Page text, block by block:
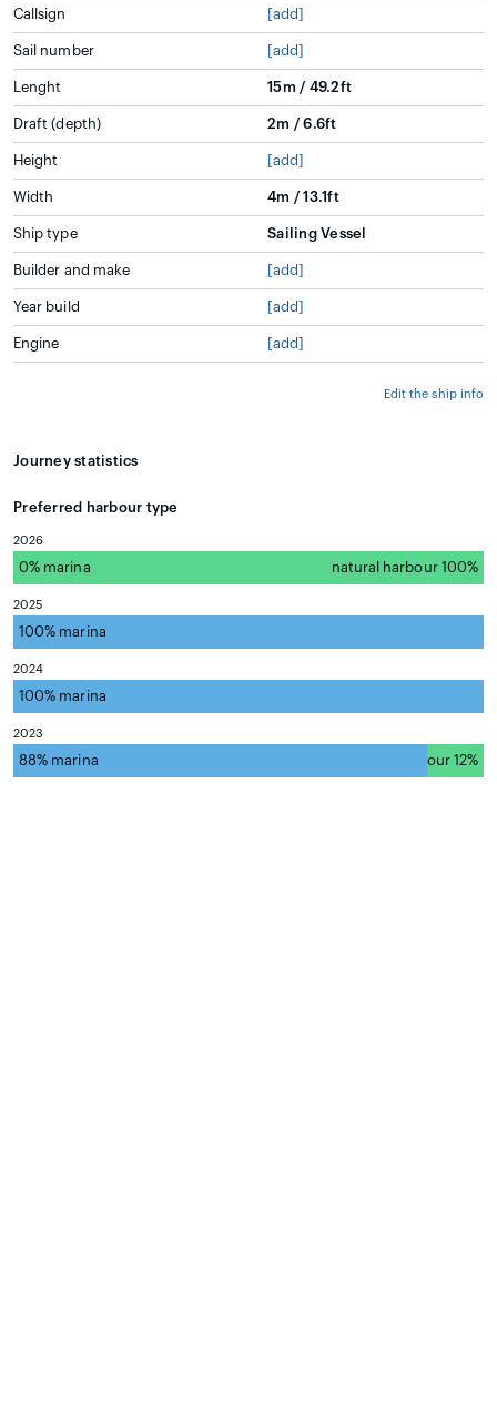
Callsign [add]
Sail number [add]
Lenght 15m / 49.2ft
Draft (depth) 2m / 6.6ft
Height [add]
Width 4m / 13.1ft
Ship type Sailing Vessel
Builder and make [add]
Year build [add]
Engine [add]
Edit the ship info
Journey statistics
Preferred harbour type
2026
0% marina natural harbour 100%
2025
100% marina
2024
100% marina
2023
88% marina natural harbour 12%